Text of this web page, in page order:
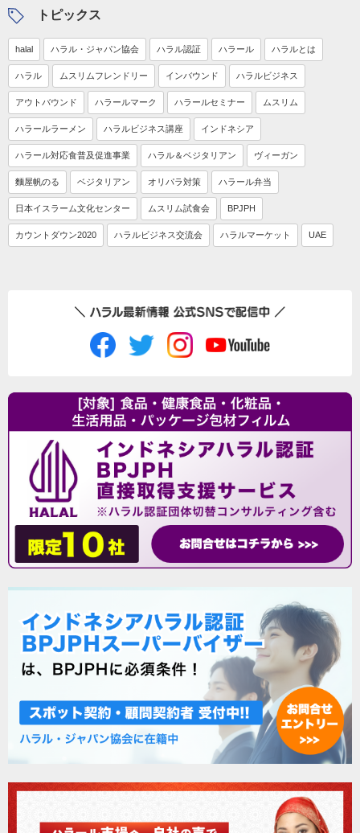
トピックス
halal ハラル・ジャパン協会 ハラル認証 ハラール ハラルとは
ハラル ムスリムフレンドリー インバウンド ハラルビジネス
アウトバウンド ハラールマーク ハラールセミナー ムスリム
ハラールラーメン ハラルビジネス講座 インドネシア
ハラール対応食普及促進事業 ハラル＆ベジタリアン ヴィーガン
麵屋帆のる ベジタリアン オリパラ対策 ハラール弁当
日本イスラーム文化センター ムスリム試食会 BPJPH
カウントダウン2020 ハラルビジネス交流会 ハラルマーケット UAE